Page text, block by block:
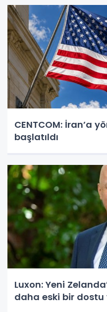
CENTCOM: İran’a
başlatıldı
Luxon: Yeni
daha eski bir dostu